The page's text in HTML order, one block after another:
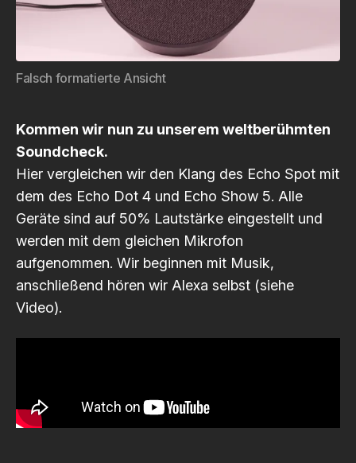
Falsch formatierte Ansicht
Kommen wir nun zu unserem weltberühmten
Soundcheck.
Hier vergleichen wir den Klang des Echo Spot mit
dem des Echo Dot 4 und Echo Show 5. Alle
Geräte sind auf 50% Lautstärke eingestellt und
werden mit dem gleichen Mikrofon
aufgenommen. Wir beginnen mit Musik,
anschließend hören wir Alexa selbst (siehe
Video).